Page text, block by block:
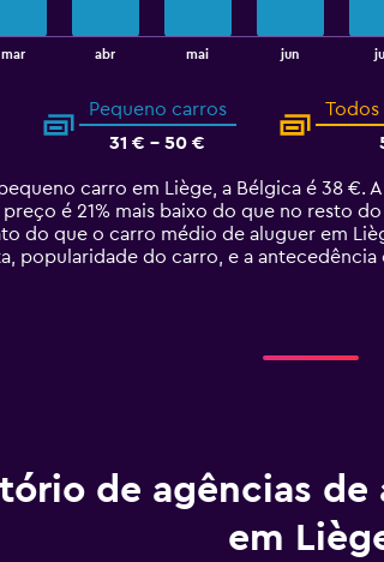
mar abr mai jun jul
Pequeno carros
31 € - 50 €
carro em Liège, a Bélgica é 38 €.
preço é 21% mais baixo do que no resto
do que o carro médio de aluguer em
popularidade do carro, e a antecedência
de agências de
em